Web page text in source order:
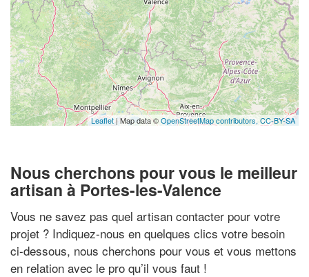
Leaflet | Map data ©OpenStreetMap contributors, CC-BY-SA
Nous cherchons pour vous le meilleur
artisan à Portes-les-Valence
Vous ne savez pas quel artisan contacter pour votre
projet ? Indiquez-nous en quelques clics votre besoin
ci-dessous, nous cherchons pour vous et vous mettons
en relation avec le pro qu’il vous faut !